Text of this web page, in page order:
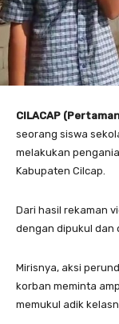
CILACAP
seorang siswa
melakukan
Kabupaten Cilcap.
Dari hasil rekaman
dengan dipukul dan
Mirisnya, aksi
korban meminta
memukul adik